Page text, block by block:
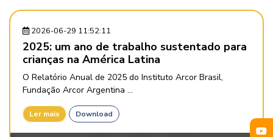
2026-06-29 11:52:11
2025: um ano de trabalho sustentado para
crianças na América Latina
O Relatório Anual de 2025 do Instituto Arcor Brasil,
Fundação Arcor Argentina ...
Ler mais Download